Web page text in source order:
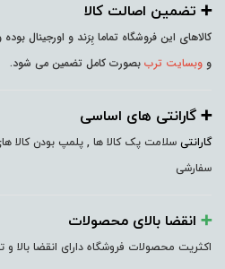
➕️ تضمین اصالت کالا
کالاهای این فروشگاه تماما بِرَند و اورجینال
و وبسایت ترب بصورت کامل تضمین می شود.
➕️ گارانتی های اساسی
گارانتی سلامت پک کالا ها , پلمپ بودن کالا
سفارشی
➕️ انقضا بالای محصولات
اکثریت محصولات فروشگاه دارای انقضا بالا و